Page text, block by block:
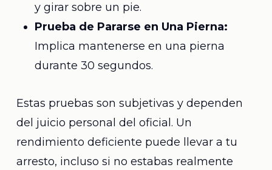
y girar sobre un pie.
Prueba de Pararse en Una Pierna:
Implica mantenerse en una pierna
durante 30 segundos.
Estas pruebas son subjetivas y dependen
del juicio personal del oficial. Un
rendimiento deficiente puede llevar a tu
arresto, incluso si no estabas realmente